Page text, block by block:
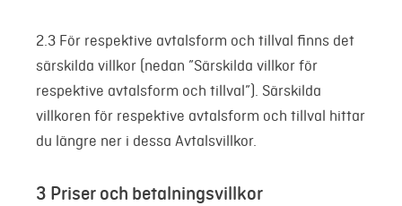
2.3 För respektive avtalsform och tillval finns det
särskilda villkor (nedan ”Särskilda villkor för
respektive avtalsform och tillval”). Särskilda
villkoren för respektive avtalsform och tillval hittar
du längre ner i dessa Avtalsvillkor.
3 Priser och betalningsvillkor